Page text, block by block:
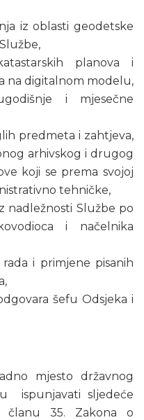
iz oblasti geodetske
planova i
na digitalnom modelu,
i mjesečne
predmeta i zahtjeva,
arhivskog i drugog
koji se prema svojoj
tehničke,
nadležnosti Službe po
i načelnika
i primjene pisanih
šefu Odsjeka i
mjesto državnog
ispunjavati sljedeće
35. Zakona o